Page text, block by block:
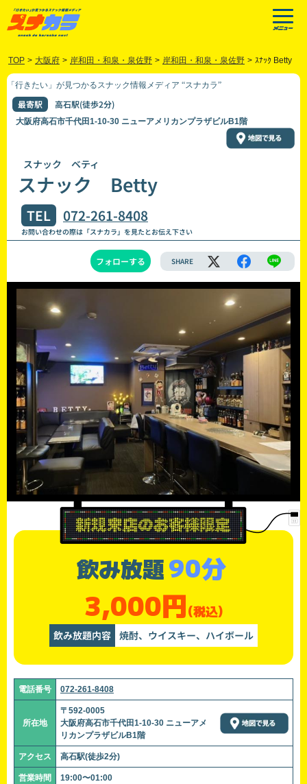
TOP > 大阪府 > 岸和田・和泉・泉佐野 > 岸和田・和泉・泉佐野 > ｽﾅｯｸ Betty
「行きたい」が見つかるスナック情報メディア “スナカラ”
最寄駅 高石駅(徒歩2分)
大阪府高石市千代田1-10-30 ニューアメリカンプラザビルB1階
スナック ベティ
スナック Betty
TEL 072-261-8408
お問い合わせの際は「スナカラ」を見たとお伝え下さい
フォローする SHARE
飲み放題90分
3,000円(税込)
飲み放題内容 焼酎、ウイスキー、ハイボール
電話番号 072-261-8408
所在地
〒592-0005
大阪府高石市千代田1-10-30 ニューアメ
リカンプラザビルB1階
アクセス 高石駅(徒歩2分)
営業時間 19:00〜01:00